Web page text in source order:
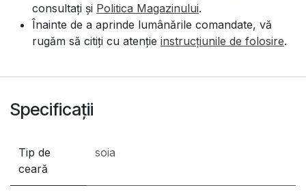
consultați și Politica Magazinului.
Înainte de a aprinde lumânările comandate, vă
rugăm să citiți cu atenție instrucțiunile de folosire.
Specificații
Tip de
ceară
soia